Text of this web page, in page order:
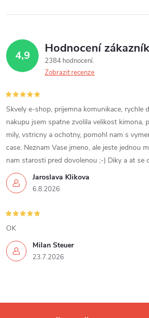
4,9 Hodnocení
2384 hodnocení
Zobrazit recenze
Jaroslava Klikova
6.8.2026
Skvely e-shop, prijemna komunikace, rychle
nakupu jsem spatne zvolila velikost kimona,
mily, vstricny a ochotny, pomohl nam s
case. Neznam Vase jmeno, ale jeste jednou
nam starosti pred dovolenou ;-) Diky a at se
Milan Steuer
23.7.2026
OK